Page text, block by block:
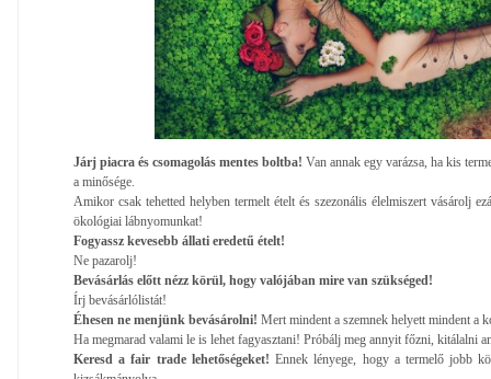
Járj piacra és csomagolás mentes boltba! Van annak egy varázsa, ha kis
a minősége.
Amikor csak tehetted helyben termelt ételt és szezonális élelmiszert vásárolj
ökológiai lábnyomunkat!
Fogyassz kevesebb állati eredetű ételt!
Ne pazarolj!
Bevásárlás előtt nézz körül, hogy valójában mire van szükséged!
Írj bevásárlólistát!
Éhesen ne menjünk bevásárolni! Mert mindent a szemnek helyett mindent a
Ha megmarad valami le is lehet fagyasztani! Próbálj meg annyit főzni, kitálalni
Keresd a fair trade lehetőségeket!Ennek lényege, hogy a termelő jobb